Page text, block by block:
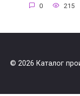
0 215
© 2026 Каталог